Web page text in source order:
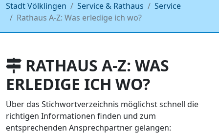
Stadt Völklingen Service & Rathaus
Service
Rathaus A-Z: Was erledige ich wo?
RATHAUS A-Z: WAS
ERLEDIGE ICH WO?
Über das Stichwortverzeichnis möglichst schnell die
richtigen Informationen finden und zum
entsprechenden Ansprechpartner gelangen: